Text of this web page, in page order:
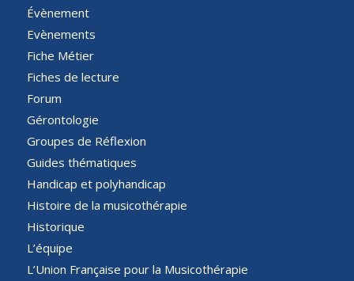
Évènement
Evènements
Fiche Métier
Fiches de lecture
Forum
Gérontologie
Groupes de Réflexion
Guides thématiques
Handicap et polyhandicap
Histoire de la musicothérapie
Historique
L’équipe
L’Union Française pour la Musicothérapie